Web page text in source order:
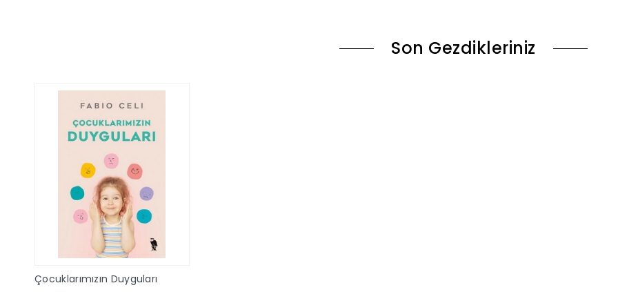
Son Gezdikleriniz
Çocuklarımızın Duyguları